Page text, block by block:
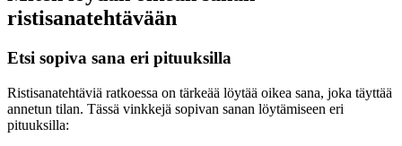
ristisanatehtävään
Etsi sopiva sana eri pituuksilla
Ristisanatehtäviä ratkoessa on tärkeää löytää oikea sana, joka täyttää
annetun tilan. Tässä vinkkejä sopivan sanan löytämiseen eri
pituuksilla: